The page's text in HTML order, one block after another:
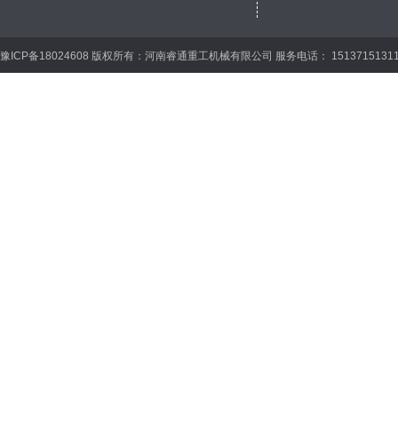
豫ICP备18024608 版权所有：河南睿通重工机械有限公司 服务电话：